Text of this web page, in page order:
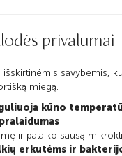
privalumai
išskirtinėmis savybėmis,
miegą.
kūno
ir palaiko sausą
erkutėms ir